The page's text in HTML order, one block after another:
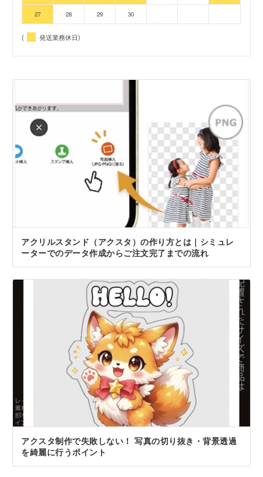
27 28 29 30
( 発送業務休日)
アクリルスタンド（アクスタ）の作り方とは｜シミュレ
ーターでのデータ作成からご注文完了までの流れ
アクスタ制作で失敗しない！ 写真の切り抜き・背景透過
を綺麗に行うポイント